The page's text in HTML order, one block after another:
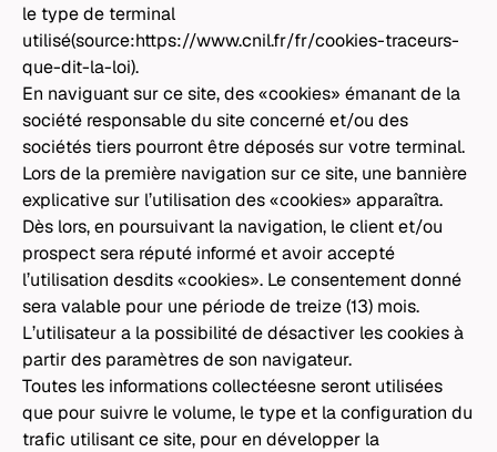
le type de terminal
utilisé(source:https://www.cnil.fr/fr/cookies-traceurs-
que-dit-la-loi).
En naviguant sur ce site, des «cookies» émanant de la
société responsable du site concerné et/ou des
sociétés tiers pourront être déposés sur votre terminal.
Lors de la première navigation sur ce site, une bannière
explicative sur l’utilisation des «cookies» apparaîtra.
Dès lors, en poursuivant la navigation, le client et/ou
prospect sera réputé informé et avoir accepté
l’utilisation desdits «cookies». Le consentement donné
sera valable pour une période de treize (13) mois.
L’utilisateur a la possibilité de désactiver les cookies à
partir des paramètres de son navigateur.
Toutes les informations collectéesne seront utilisées
que pour suivre le volume, le type et la configuration du
trafic utilisant ce site, pour en développer la